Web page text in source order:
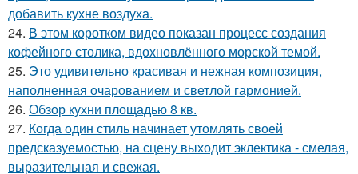
добавить кухне воздуха.
24. В этом коротком видео показан процесс создания
кофейного столика, вдохновлённого морской темой.
25. Это удивительно красивая и нежная композиция,
наполненная очарованием и светлой гармонией.
26. Обзор кухни площадью 8 кв.
27. Когда один стиль начинает утомлять своей
предсказуемостью, на сцену выходит эклектика - смелая,
выразительная и свежая.